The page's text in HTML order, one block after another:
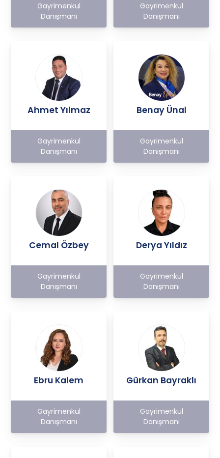
Gayrimenkul
Danışmanı
Gayrimenkul
Danışmanı
Ahmet Yılmaz
Gayrimenkul
Danışmanı
Benay Ünal
Gayrimenkul
Danışmanı
Cemal Özbey
Gayrimenkul
Danışmanı
Derya Yıldız
Gayrimenkul
Danışmanı
Ebru Kalem
Gayrimenkul
Danışmanı
Gürkan Bayraklı
Gayrimenkul
Danışmanı